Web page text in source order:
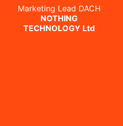
Marketing Lead DACH
NOTHING
TECHNOLOGY Ltd